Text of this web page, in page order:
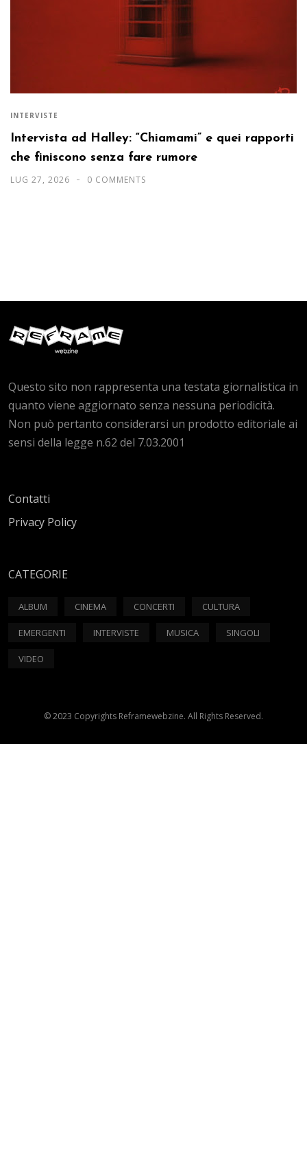
INTERVISTE
Intervista ad Halley: “Chiamami” e quei rapporti
che finiscono senza fare rumore
LUG 27, 2026 0 COMMENTS
Questo sito non rappresenta una testata giornalistica in
quanto viene aggiornato senza nessuna periodicità.
Non può pertanto considerarsi un prodotto editoriale ai
sensi della legge n.62 del 7.03.2001
Contatti
Privacy Policy
CATEGORIE
ALBUM CINEMA CONCERTI CULTURA
EMERGENTI INTERVISTE MUSICA SINGOLI
VIDEO
© 2023 Copyrights Reframewebzine. All Rights Reserved.